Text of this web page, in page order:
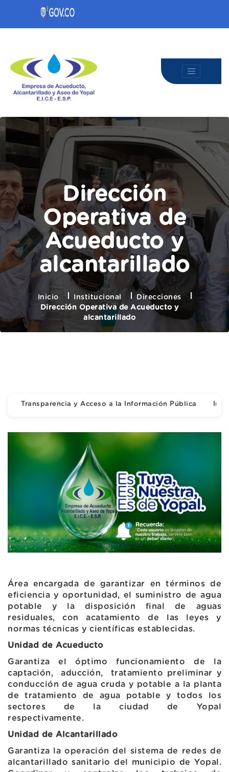
Dirección
Operativa de
Acueducto y
alcantarillado
Inicio Institucional
Direcciones
Dirección Operativa de Acueducto y
alcantarillado
Transparencia y Acceso a la Información Pública
Área encargada de garantizar en términos de
eficiencia y oportunidad, el suministro de agua
potable y la disposición final de aguas
residuales, con acatamiento de las leyes y
normas técnicas y científicas establecidas.
Unidad de Acueducto
Garantiza el óptimo funcionamiento de la
captación, aducción, tratamiento preliminar y
conducción de agua cruda y potable a la planta
de tratamiento de agua potable y todos los
sectores de la ciudad de Yopal
respectivamente.
Unidad de Alcantarillado
Garantiza la operación del sistema de redes de
alcantarillado sanitario del municipio de Yopal.